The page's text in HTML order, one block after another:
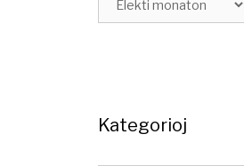
Kategorioj